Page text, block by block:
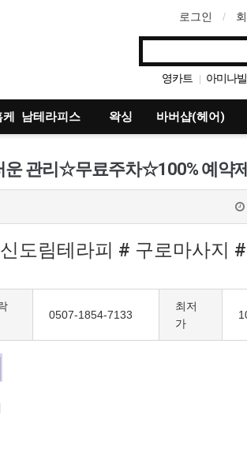
로그인
영카트 아미나
| 그
남테라피스 왁싱 바버샵(헤어)
관리☆무료주차☆100% 예약
도림테라피 # 구로마사지
0507-1854-7133
최저
가